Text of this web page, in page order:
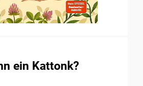
ein Kattonk?